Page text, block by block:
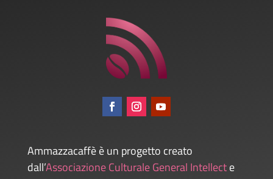
Ammazzacaffè è un progetto creato
dall’Associazione Culturale General Intellecte